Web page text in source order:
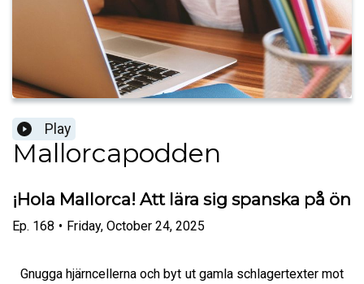
Play
Mallorcapodden
¡Hola Mallorca! Att lära sig spanska på ön
Ep. 168 • Friday, October 24, 2025
Gnugga hjärncellerna och byt ut gamla schlagertexter mot